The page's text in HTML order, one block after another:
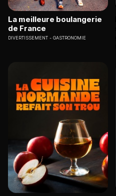
La meilleure boulangerie
de France
DIVERTISSEMENT GASTRONOMIE